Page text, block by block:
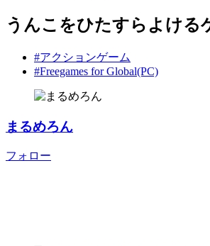
うんこをひたすらよける
#アクションゲーム
#Freegames for Global(PC)
まるめろん
フォロー